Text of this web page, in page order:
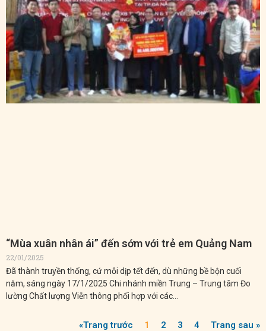
“Mùa xuân nhân ái” đến sớm với trẻ em Quảng Nam
22/01/2025
Đã thành truyền thống, cứ mỗi dịp tết đến, dù những bề bộn cuối
năm, sáng ngày 17/1/2025 Chi nhánh miền Trung – Trung tâm Đo
lường Chất lượng Viễn thông phối hợp với các…
«Trang trước 1 2 3 4 Trang sau »